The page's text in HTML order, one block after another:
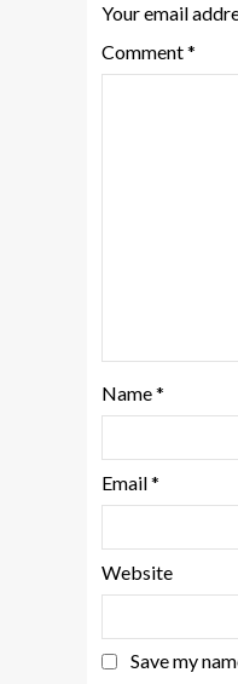
Your email
Comment*
Name*
Email*
Website
Save my